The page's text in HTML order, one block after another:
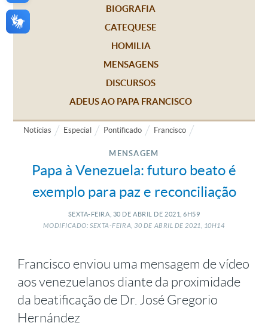
BIOGRAFIA
CATEQUESE
HOMILIA
MENSAGENS
DISCURSOS
ADEUS AO PAPA FRANCISCO
Notícias Especial Pontificado Francisco
MENSAGEM
Papa à Venezuela: futuro beato é
exemplo para paz e reconciliação
SEXTA-FEIRA, 30 DE ABRIL DE 2021, 6H59
MODIFICADO: SEXTA-FEIRA, 30 DE ABRIL DE2021, 10H14
Francisco enviou uma mensagem de vídeo
aos venezuelanos diante da proximidade
da beatificação de Dr. José Gregorio
Hernández